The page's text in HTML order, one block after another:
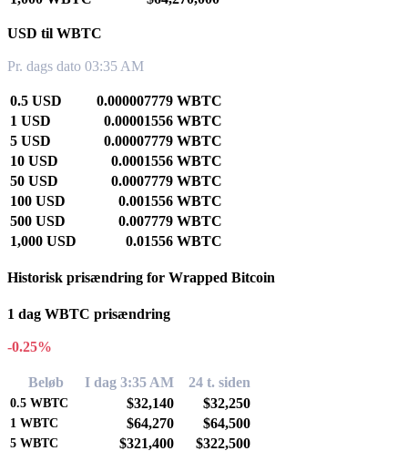
USD til WBTC
Pr. dags dato 03:35 AM
0.5 USD
0.000007779 WBTC
1 USD
0.00001556 WBTC
5 USD
0.00007779 WBTC
10 USD
0.0001556 WBTC
50 USD
0.0007779 WBTC
100 USD
0.001556 WBTC
500 USD
0.007779 WBTC
1,000 USD
0.01556 WBTC
Historisk prisændring for Wrapped Bitcoin
1 dag WBTC prisændring
-0.25%
Beløb I dag 3:35 AM 24 t. siden
0.5 WBTC $32,140 $32,250
1 WBTC $64,270 $64,500
5 WBTC $321,400 $322,500